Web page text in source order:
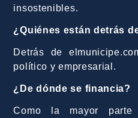
insostenibles.
¿Quiénes están detrás
Detrás de
político y empresarial.
¿De dónde se financia?
Como la mayor